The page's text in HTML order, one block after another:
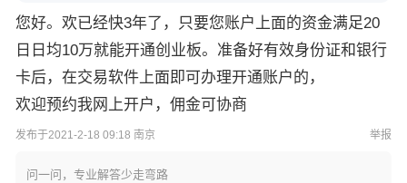
您好。欢已经快3年了，只要您账户上面的资金满足20
日日均10万就能开通创业板。准备好有效身份证和银行
卡后，在交易软件上面即可办理开通账户的，
欢迎预约我网上开户，佣金可协商
发布于2021-2-18 09:18 南京 举报
问一问，专业解答少走弯路